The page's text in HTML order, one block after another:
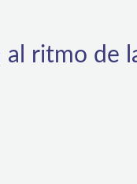
al ritmo de